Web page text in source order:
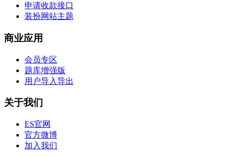
申请收款接口
装扮网站主题
商业应用
会员专区
题库增强版
用户导入导出
关于我们
ES官网
官方微博
加入我们